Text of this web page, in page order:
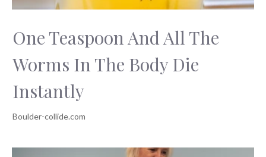
One Teaspoon And All The
Worms In The Body Die
Instantly